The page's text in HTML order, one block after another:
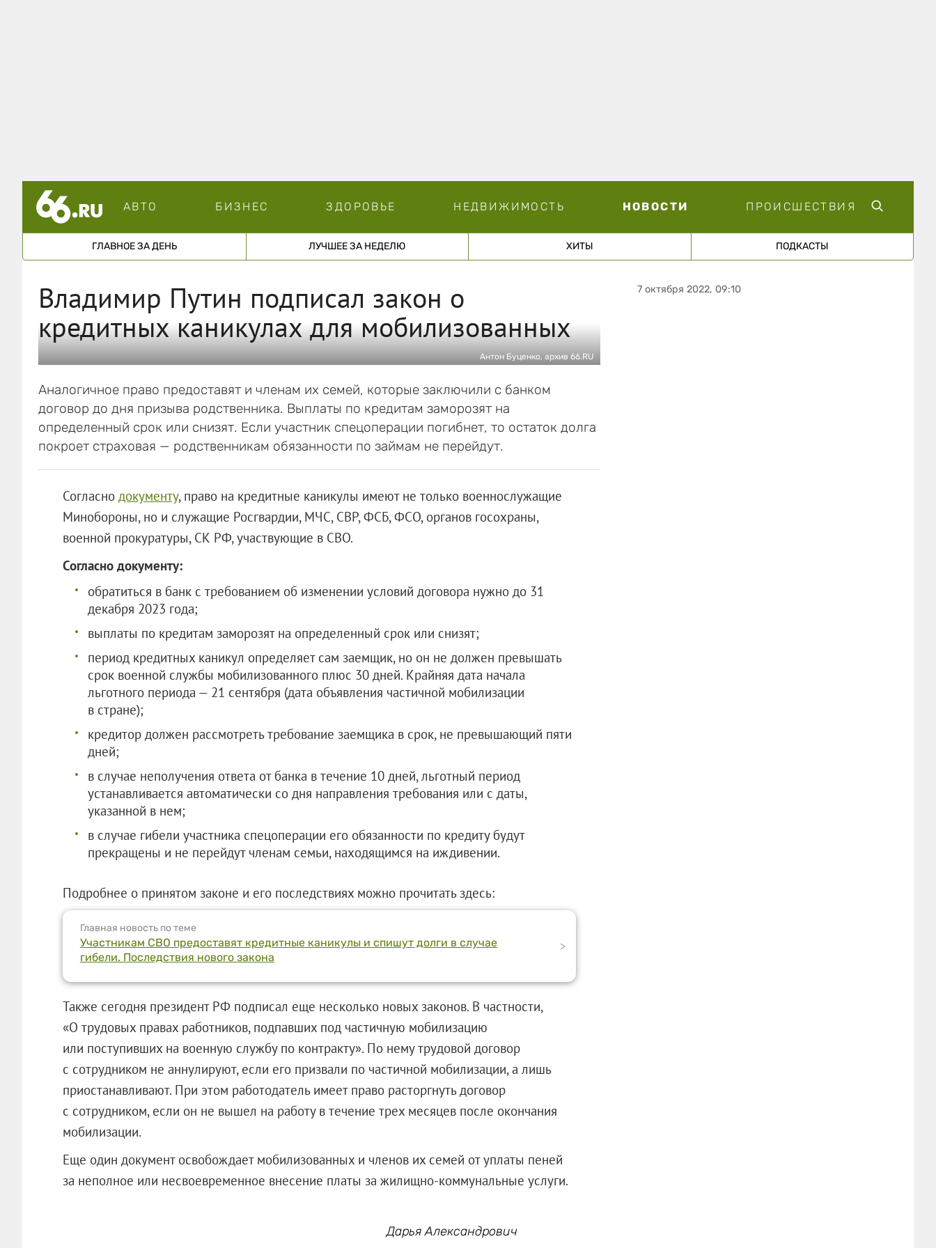
АВТО БИЗНЕС ЗДОРОВЬЕ НЕДВИЖИМОСТЬ НОВОСТИ ПРОИСШЕСТВИЯ
ГЛАВНОЕ ЗА ДЕНЬ ЛУЧШЕЕ ЗА НЕДЕЛЮ ХИТЫ ПОДКАСТЫ
Владимир Путин подписал закон о
кредитных каникулах для мобилизованных
Антон Буценко, архив 66.RU
Аналогичное право предоставят и членам их семей, которые заключили с банком
договор до дня призыва родственника. Выплаты по кредитам заморозят на
определенный срок или снизят. Если участник спецоперации погибнет, то остаток долга
покроет страховая — родственникам обязанности по займам не перейдут.
Согласно документу, право на кредитные каникулы имеют не только военнослужащие
Минобороны, но и служащие Росгвардии, МЧС, СВР, ФСБ, ФСО, органов госохраны,
военной прокуратуры, СК РФ, участвующие в СВО.
Согласно документу:
обратиться в банк с требованием об изменении условий договора нужно до 31
декабря 2023 года;
выплаты по кредитам заморозят на определенный срок или снизят;
период кредитных каникул определяет сам заемщик, но он не должен превышать
срок военной службы мобилизованного плюс 30 дней. Крайняя дата начала
льготного периода — 21 сентября (дата объявления частичной мобилизации
в стране);
кредитор должен рассмотреть требование заемщика в срок, не превышающий пяти
дней;
в случае неполучения ответа от банка в течение 10 дней, льготный период
устанавливается автоматически со дня направления требования или с даты,
указанной в нем;
в случае гибели участника спецоперации его обязанности по кредиту будут
прекращены и не перейдут членам семьи, находящимся на иждивении.
Подробнее о принятом законе и его последствиях можно прочитать здесь:
Главная новость по теме
Участникам СВО предоставят кредитные каникулы и спишут долги в случае
гибели. Последствия нового закона
>
Также сегодня президент РФ подписал еще несколько новых законов. В частности,
«О трудовых правах работников, подпавших под частичную мобилизацию
или поступивших на военную службу по контракту». По нему трудовой договор
с сотрудником не аннулируют, если его призвали по частичной мобилизации, а лишь
приостанавливают. При этом работодатель имеет право расторгнуть договор
с сотрудником, если он не вышел на работу в течение трех месяцев после окончания
мобилизации.
Еще один документ освобождает мобилизованных и членов их семей от уплаты пеней
за неполное или несвоевременное внесение платы за жилищно-коммунальные услуги.
Дарья Александрович
7 октября 2022, 09:10